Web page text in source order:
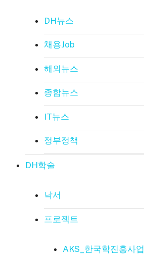
DH뉴스
채용Job
해외뉴스
종합뉴스
IT뉴스
정부정책
DH학술
낙서
프로젝트
AKS_한국학진흥사업